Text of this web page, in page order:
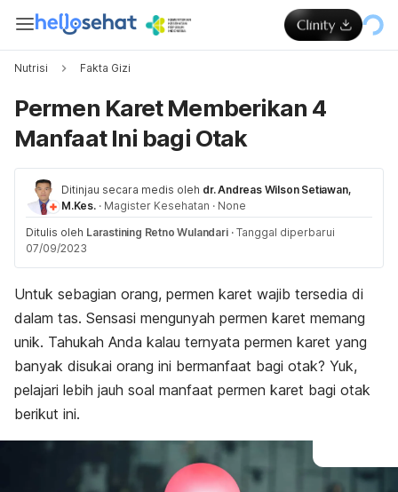
Nutrisi Fakta Gizi
Permen Karet Memberikan 4
Manfaat Ini bagi Otak
Ditinjau secara medis oleh dr. Andreas Wilson Setiawan,
M.Kes. · Magister Kesehatan · None
Ditulis oleh Larastining Retno Wulandari · Tanggal diperbarui
07/09/2023
Untuk sebagian orang, permen karet wajib tersedia di
dalam tas. Sensasi mengunyah permen karet memang
unik. Tahukah Anda kalau ternyata permen karet yang
banyak disukai orang ini bermanfaat bagi otak? Yuk,
pelajari lebih jauh soal manfaat permen karet bagi otak
berikut ini.